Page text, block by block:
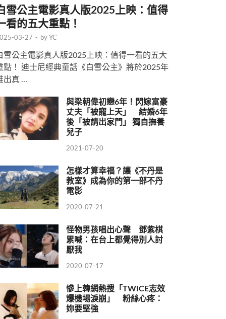
雪公主電影真人版2025上映：值得
看的五大重點！
03-27 - byYC
雪公主電影真人版2025上映：值得一看的五大
點！ 迪士尼經典童話《白雪公主》將於2025年
出真 …
與梁朝偉初戀6年！閃嫁富豪
丈夫「被寵上天」 結婚6年
後「被請出家門」 獨自撫養
兒子
2021-07-20
怎樣才算幸福？讓《不丹是
教室》成為你的第一部不丹
電影
2020-07-21
怪物男孩唱出心聲 鄧紫棋
累喊：在台上都覺得別人討
厭我
2020-07-17
慘上韓網熱搜「TWICE志效
爆機場淚崩」 粉絲心疼：
妳要堅強